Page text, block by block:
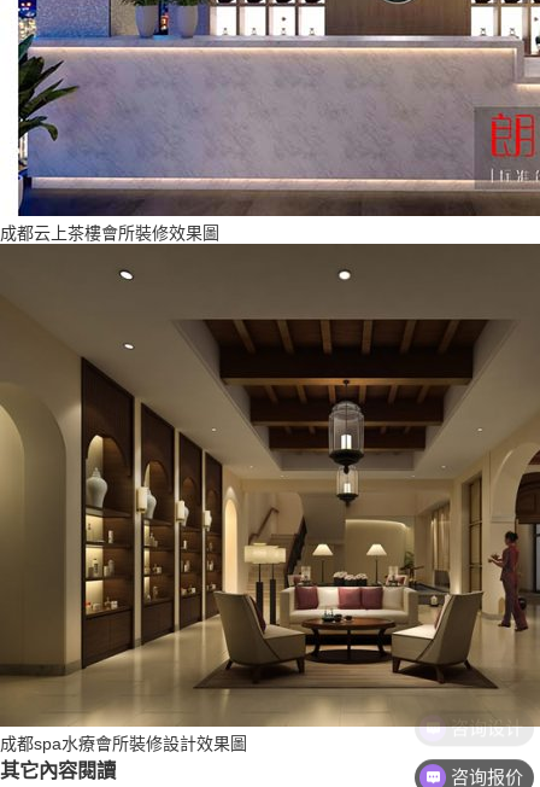
成都云上茶樓會所裝修效果圖
成都spa水療會所裝修設計效果圖
其它內容閱讀 咨询报价